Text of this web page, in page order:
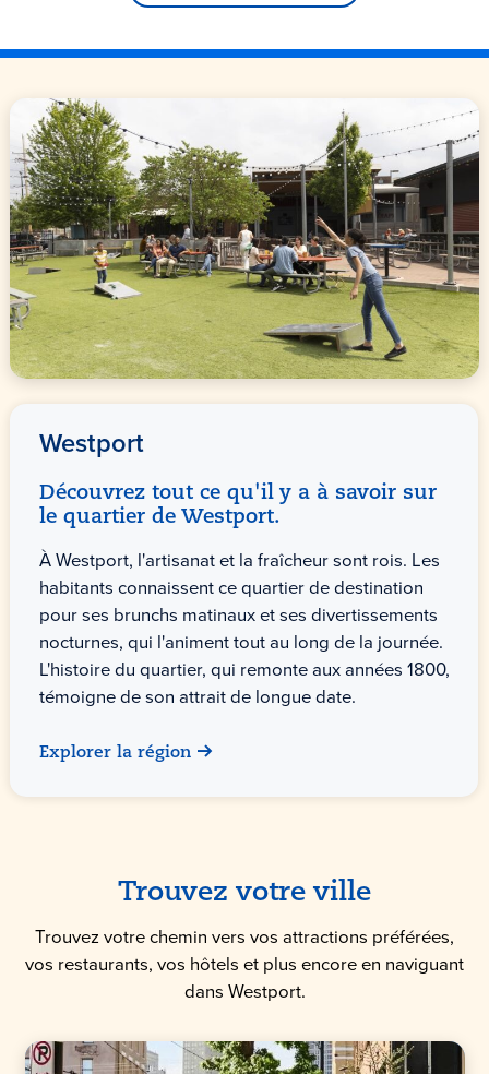
Westport
Découvrez tout ce qu'il y a à savoir sur
le quartier de Westport.
À Westport, l'artisanat et la fraîcheur sont rois. Les
habitants connaissent ce quartier de destination
pour ses brunchs matinaux et ses divertissements
nocturnes, qui l'animent tout au long de la journée.
L'histoire du quartier, qui remonte aux années 1800,
témoigne de son attrait de longue date.
Explorer la région
Trouvez votre ville
Trouvez votre chemin vers vos attractions préférées,
vos restaurants, vos hôtels et plus encore en naviguant
dans Westport.